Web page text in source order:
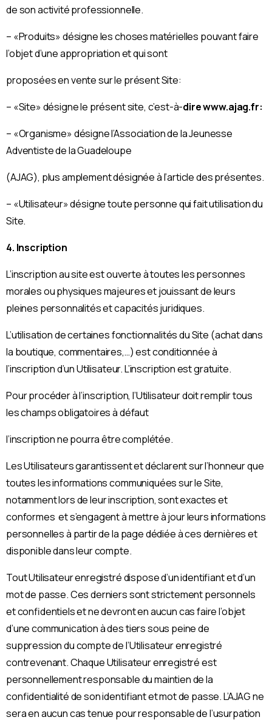
de son activité professionnelle.
– «Produits» désigne les choses matérielles pouvant faire
l’objet d’une appropriation et qui sont
proposées en vente sur le présent Site:
– «Site» désigne le présent site, c’est-à-dire www.ajag.fr:
– «Organisme» désigne l’Association de la Jeunesse
Adventiste de la Guadeloupe
(AJAG), plus amplement désignée à l’article des présentes.
– «Utilisateur» désigne toute personne qui fait utilisation du
Site.
4. Inscription
L’inscription au site est ouverte à toutes les personnes
morales ou physiques majeures et jouissant de leurs
pleines personnalités et capacités juridiques.
L’utilisation de certaines fonctionnalités du Site (achat dans
la boutique, commentaires,…) est conditionnée à
l’inscription d’un Utilisateur. L’inscription est gratuite.
Pour procéder à l’inscription, l’Utilisateur doit remplir tous
les champs obligatoires à défaut
l’inscription ne pourra être complétée.
Les Utilisateurs garantissent et déclarent sur l’honneur que
toutes les informations communiquées sur le Site,
notamment lors de leur inscription, sont exactes et
conformes et s’engagent à mettre à jour leurs informations
personnelles à partir de la page dédiée à ces dernières et
disponible dans leur compte.
Tout Utilisateur enregistré dispose d’un identifiant et d’un
mot de passe. Ces derniers sont strictement personnels
et confidentiels et ne devront en aucun cas faire l’objet
d’une communication à des tiers sous peine de
suppression du compte de l’Utilisateur enregistré
contrevenant. Chaque Utilisateur enregistré est
personnellement responsable du maintien de la
confidentialité de son identifiant et mot de passe. L’AJAG ne
sera en aucun cas tenue pour responsable de l’usurpation